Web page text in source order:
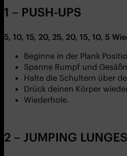
1 – PUSH-UPS
5, 10, 15, 20, 25, 20, 15, 10, 5
Beginne in der Plank
Spanne Rumpf und
Halte die Schultern über
Drück deinen Körper
Wiederhole.
2 – JUMPING LUNGES